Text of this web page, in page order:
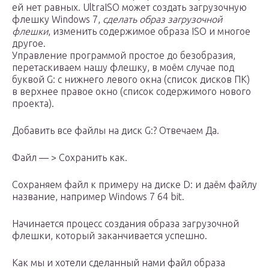
ей нет равных. UltraISO может создать загрузочную
флешку Windows 7, сделать образ загрузочной
флешки, изменить содержимое образа ISO и многое
другое.
Управление программой простое до безобразия,
перетаскиваем нашу флешку, в моём случае под
буквой G: с нижнего левого окна (список дисков ПК)
в верхнее правое окно (список содержимого нового
проекта).
Добавить все файлы на диск G:? Отвечаем Да.
Файл — > Сохранить как.
Сохраняем файл к примеру на диске D: и даём файлу
название, например Windows 7 64 bit.
Начинается процесс создания образа загрузочной
флешки, который заканчивается успешно.
Как мы и хотели сделанный нами файл образа